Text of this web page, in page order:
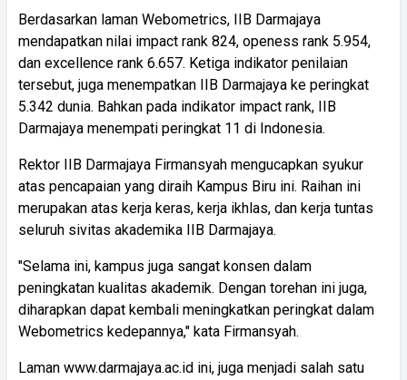
Berdasarkan laman Webometrics, IIB Darmajaya
mendapatkan nilai impact rank 824, openess rank 5.954,
dan excellence rank 6.657. Ketiga indikator penilaian
tersebut, juga menempatkan IIB Darmajaya ke peringkat
5.342 dunia. Bahkan pada indikator impact rank, IIB
Darmajaya menempati peringkat 11 di Indonesia.
Rektor IIB Darmajaya Firmansyah mengucapkan syukur
atas pencapaian yang diraih Kampus Biru ini. Raihan ini
merupakan atas kerja keras, kerja ikhlas, dan kerja tuntas
seluruh sivitas akademika IIB Darmajaya.
"Selama ini, kampus juga sangat konsen dalam
peningkatan kualitas akademik. Dengan torehan ini juga,
diharapkan dapat kembali meningkatkan peringkat dalam
Webometrics kedepannya," kata Firmansyah.
Laman www.darmajaya.ac.id ini, juga menjadi salah satu